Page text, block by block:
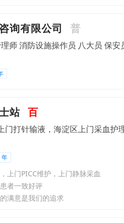
询有限公司 普
师 消防设施操作员 八大员 保安
站 百
门打针输液，海淀区上门采血护
上门PICC维护，上门静脉采血
者一致好评
满意是我们的追求